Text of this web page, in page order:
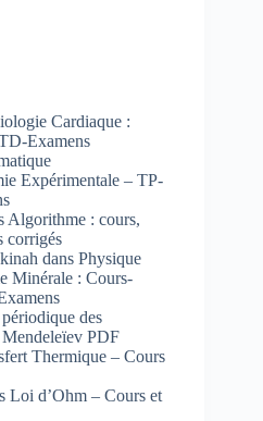
Cardiaque :
Examens
Expérimentale – TP-
Algorithme : cours,
corrigés
dans Physique
Minérale : Cours-
des
Mendeleïev PDF
Thermique – Cours
Loi d’Ohm – Cours et